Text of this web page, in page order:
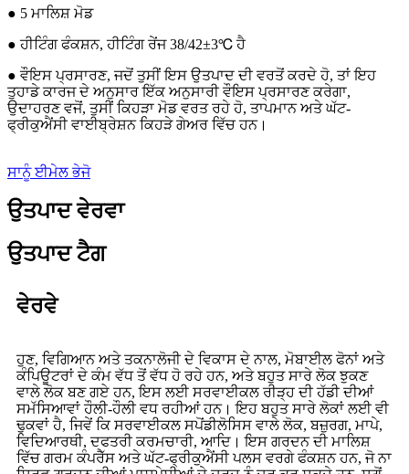
● 5 ਮਾਲਿਸ਼ ਮੋਡ
● ਹੀਟਿੰਗ ਫੰਕਸ਼ਨ, ਹੀਟਿੰਗ ਰੇਂਜ 38/42±3℃ ਹੈ
● ਵੌਇਸ ਪ੍ਰਸਾਰਣ, ਜਦੋਂ ਤੁਸੀਂ ਇਸ ਉਤਪਾਦ ਦੀ ਵਰਤੋਂ ਕਰਦੇ ਹੋ, ਤਾਂ ਇਹ
ਤੁਹਾਡੇ ਕਾਰਜ ਦੇ ਅਨੁਸਾਰ ਇੱਕ ਅਨੁਸਾਰੀ ਵੌਇਸ ਪ੍ਰਸਾਰਣ ਕਰੇਗਾ,
ਉਦਾਹਰਣ ਵਜੋਂ, ਤੁਸੀਂ ਕਿਹੜਾ ਮੋਡ ਵਰਤ ਰਹੇ ਹੋ, ਤਾਪਮਾਨ ਅਤੇ ਘੱਟ-
ਫ੍ਰੀਕੁਐਂਸੀ ਵਾਈਬ੍ਰੇਸ਼ਨ ਕਿਹੜੇ ਗੇਅਰ ਵਿੱਚ ਹਨ।
ਸਾਨੂੰ ਈਮੇਲ ਭੇਜੋ
ਉਤਪਾਦ ਵੇਰਵਾ
ਉਤਪਾਦ ਟੈਗ
ਵੇਰਵੇ
ਹੁਣ, ਵਿਗਿਆਨ ਅਤੇ ਤਕਨਾਲੋਜੀ ਦੇ ਵਿਕਾਸ ਦੇ ਨਾਲ, ਮੋਬਾਈਲ ਫੋਨਾਂ ਅਤੇ
ਕੰਪਿਊਟਰਾਂ ਦੇ ਕੰਮ ਵੱਧ ਤੋਂ ਵੱਧ ਹੋ ਰਹੇ ਹਨ, ਅਤੇ ਬਹੁਤ ਸਾਰੇ ਲੋਕ ਝੁਕਣ
ਵਾਲੇ ਲੋਕ ਬਣ ਗਏ ਹਨ, ਇਸ ਲਈ ਸਰਵਾਈਕਲ ਰੀੜ੍ਹ ਦੀ ਹੱਡੀ ਦੀਆਂ
ਸਮੱਸਿਆਵਾਂ ਹੌਲੀ-ਹੌਲੀ ਵਧ ਰਹੀਆਂ ਹਨ। ਇਹ ਬਹੁਤ ਸਾਰੇ ਲੋਕਾਂ ਲਈ ਵੀ
ਢੁਕਵਾਂ ਹੈ, ਜਿਵੇਂ ਕਿ ਸਰਵਾਈਕਲ ਸਪੋਂਡੀਲੋਸਿਸ ਵਾਲੇ ਲੋਕ, ਬਜ਼ੁਰਗ, ਮਾਪੇ,
ਵਿਦਿਆਰਥੀ, ਦਫਤਰੀ ਕਰਮਚਾਰੀ, ਆਦਿ। ਇਸ ਗਰਦਨ ਦੀ ਮਾਲਿਸ਼
ਵਿੱਚ ਗਰਮ ਕੰਪਰੈੱਸ ਅਤੇ ਘੱਟ-ਫ੍ਰੀਕੁਐਂਸੀ ਪਲਸ ਵਰਗੇ ਫੰਕਸ਼ਨ ਹਨ, ਜੋ ਨਾ